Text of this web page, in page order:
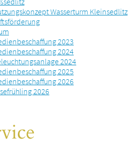
Wasserturm Kleinsedlitz
2023
2024
2024
2025
2026
2026